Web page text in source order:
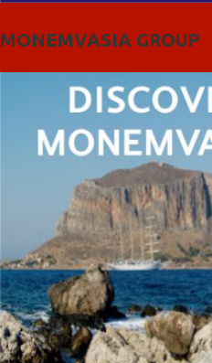
MONEMVASIA GROUP